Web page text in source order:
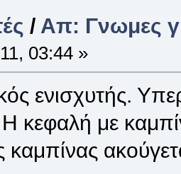
/ Απ: Γνωμες
03:44 »
ενισχυτής.
κεφαλή με